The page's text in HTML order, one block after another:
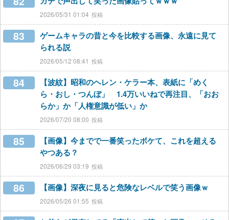
2026/05/31 01:04
83
ゲームキャラの昔と今を比較する画像、永遠に見て
られる説
2026/05/12 08:41
84
【波紋】昭和のヘレン・ケラー本、表紙に「めく
ら・おし・つんぼ」 1.4万いいねで再注目、「おお
らか」か「人権意識が低い」か
2026/07/20 08:00
85
【画像】今までで一番笑ったボケて、これを超える
やつある？
2026/06/29 03:19
86 【画像】深夜に見ると危険なレベルで笑う画像ｗ
2026/05/26 01:55